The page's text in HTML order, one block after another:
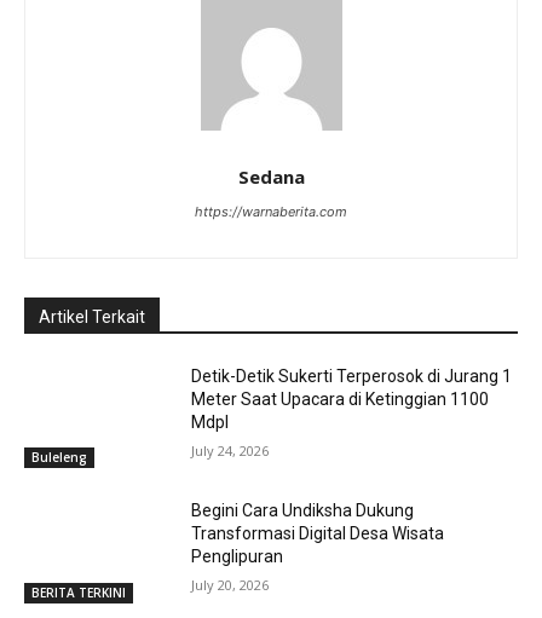
Sedana
https://warnaberita.com
Artikel Terkait
Buleleng
Detik-Detik Sukerti Terperosok di Jurang 1
Meter Saat Upacara di Ketinggian 1100
Mdpl
July 24, 2026
BERITA TERKINI
Begini Cara Undiksha Dukung
Transformasi Digital Desa Wisata
Penglipuran
July 20, 2026